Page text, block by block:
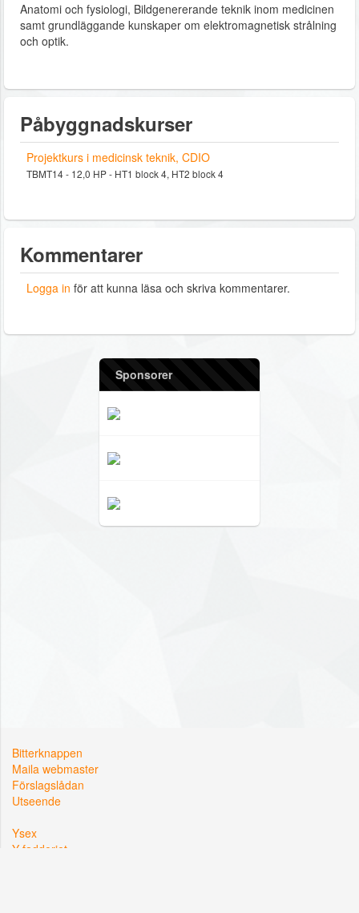
Anatomi och fysiologi, Bildgenererande teknik inom medicinen
samt grundläggande kunskaper om elektromagnetisk strålning
och optik.
Påbyggnadskurser
Projektkurs i medicinsk teknik, CDIO
TBMT14 - 12,0 HP - HT1 block 4, HT2 block 4
Kommentarer
Logga in för att kunna läsa och skriva kommentarer.
Sponsorer
Bitterknappen
Maila webmaster
Förslagslådan
Utseende
Ysex
Y-fadderiet